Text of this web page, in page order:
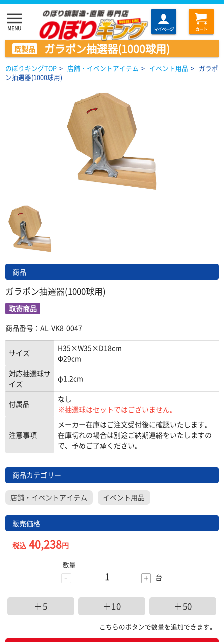
menu
MENU マイページ カート
既製品 ガラポン抽選器(1000球用)
のぼりキングTOP > 店舗・イベントアイテム > イベント用品 > ガラポ
ン抽選器(1000球用)
商品
ガラポン抽選器(1000球用)
取寄商品
商品番号：AL-VK8-0047
サイズ
H35×W35×D18cm
Φ29cm
対応抽選球サ
イズ
φ1.2cm
付属品
なし
※抽選球はセットではございません。
注意事項
メーカー在庫はご注文受付後に確認いたします。
在庫切れの場合は別途ご納期連絡をいたしますの
で、予めご了承ください。
商品カテゴリー
店舗・イベントアイテム イベント用品
販売価格
税込40,238円
-
数量
+ 台
＋5 ＋10 ＋50
こちらのボタンで数量を追加できます。